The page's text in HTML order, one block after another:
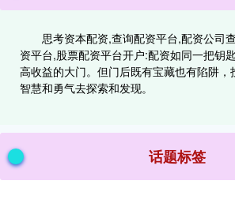
思考资本配资,查询配资平台,配资公司
资平台,股票配资平台开户:配资如同一把钥
高收益的大门。但门后既有宝藏也有陷阱，
智慧和勇气去探索和发现。
话题标签